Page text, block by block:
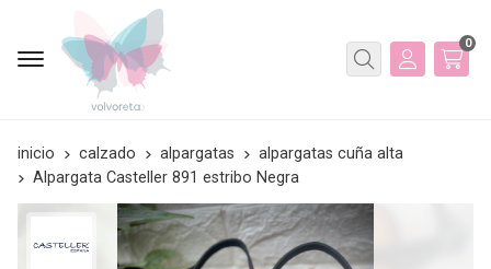
Buscar
0
inicio calzado alpargatas
alpargatas cuña alta
Alpargata Casteller 891 estribo Negra